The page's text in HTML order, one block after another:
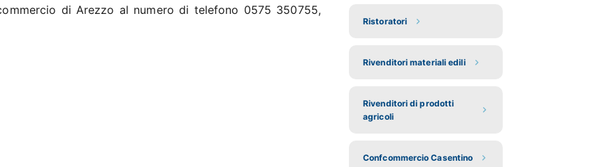
di Arezzo al numero di telefono 0575 350755,
Ristoratori
Rivenditori materiali edili
Rivenditori di prodotti
agricoli
Confcommercio Casentino